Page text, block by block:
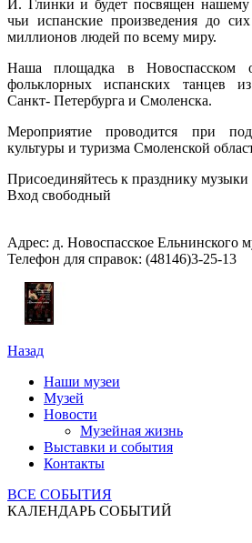
И. Глинки и будет посвящен
чьи испанские произведения до
миллионов людей по всему миру.
Наша площадка в Новоспасском
фольклорных испанских танцев
Санкт- Петербурга и Смоленска.
Мероприятие проводится при
культуры и туризма Смоленской
Присоединяйтесь к празднику музыки
Вход свободный
Адрес: д. Новоспасское Ельнинского
Телефон для справок: (48146)3-25-13
Назад
Наши музеи
Музей
Новости
Музейная жизнь
Выставки и события
Контакты
ВСЕ СОБЫТИЯ
КАЛЕНДАРЬ СОБЫТИЙ